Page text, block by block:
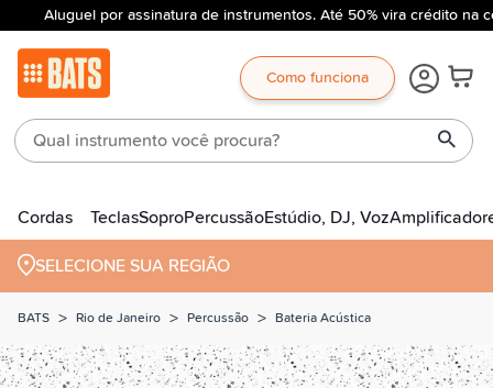
Aluguel por assinatura de instrumentos. Até 50% vira crédito na
Como funciona
Cordas TeclasSoproPercussãoEstúdio, DJ, Voz
SELECIONE SUA REGIÃO
BATS > Rio de Janeiro > Percussão > Bateria Acústica